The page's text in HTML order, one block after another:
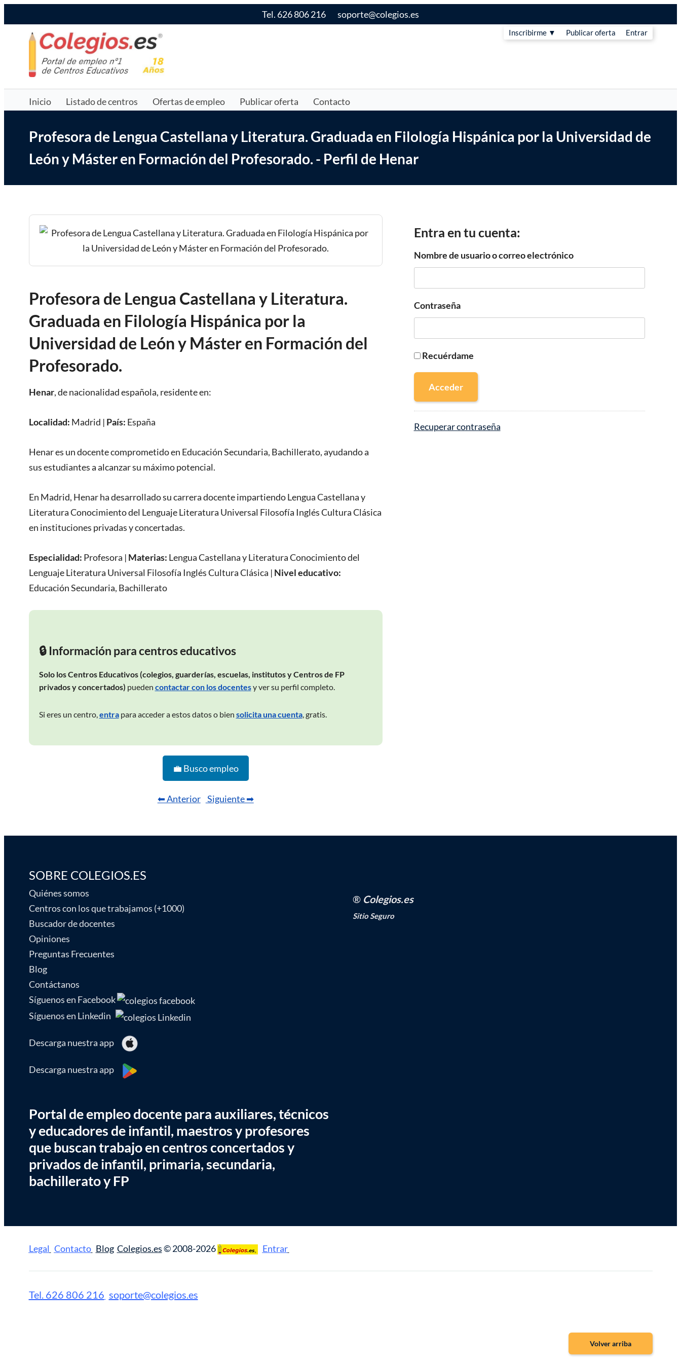
Tel. 626 806 216
soporte@colegios.es
contenido
Inscribirme ▼ Publicar oferta Entrar
Inicio Listado de centros Ofertas de empleo Publicar oferta Contacto
Profesora de Lengua Castellana y Literatura. Graduada en Filología Hispánica por la Universidad de
León y Máster en Formación del Profesorado. - Perfil de Henar
Profesora de Lengua Castellana y Literatura.
Graduada en Filología Hispánica por la
Universidad de León y Máster en Formación del
Profesorado.
Henar, de nacionalidadespañola, residente en:
Localidad: Madrid | País: España
Henar es un docente comprometido en Educación Secundaria, Bachillerato, ayudando a
sus estudiantes a alcanzar su máximo potencial.
En Madrid, Henar ha desarrollado su carrera docente impartiendo Lengua Castellana y
Literatura Conocimiento del Lenguaje Literatura Universal Filosofía Inglés Cultura Clásica
en instituciones privadas y concertadas.
Especialidad: Profesora | Materias: Lengua Castellana y Literatura Conocimiento del
Lenguaje Literatura Universal Filosofía Inglés Cultura Clásica | Nivel educativo:
Educación Secundaria, Bachillerato
🔒 Información para centros educativos
Solo los Centros Educativos (colegios, guarderías, escuelas, institutos y Centros de FP
privados y concertados) pueden contactar con los docentesy ver su perfil completo.
Si eres un centro,entrapara acceder a estos datos o bien solicita una cuenta, gratis.
💼 Busco empleo
⬅ Anterior Siguiente ➡
Entra en tu cuenta:
Nombre de usuario o correo electrónico
Contraseña
Recuérdame
Acceder
Recuperar contraseña
SOBRE COLEGIOS.ES
Quiénes somos
Centros con los que trabajamos (+1000)
Buscador de docentes
Opiniones
Preguntas Frecuentes
Blog
Contáctanos
Síguenos en Facebook
Síguenos en Linkedin
Descarga nuestra app
Descarga nuestra app
Portal de empleo docente para auxiliares, técnicos
y educadores de infantil, maestros y profesores
que buscan trabajo en centros concertados y
privados de infantil, primaria, secundaria,
bachillerato y FP
® Colegios.es
Sitio Seguro
Legal Contacto Blog Colegios.es© 2008-2026 Entrar
Tel. 626 806 216 soporte@colegios.es
Volver arriba